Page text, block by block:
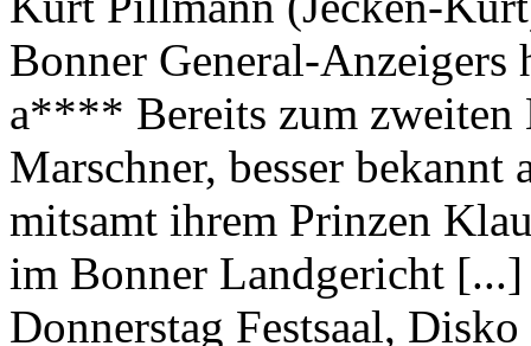
Bonner General-Anzeigers
a**** Bereits zum zweiten
Marschner, besser
mitsamt ihrem Prinzen
im Bonner Landgericht
Donnerstag Festsaal,